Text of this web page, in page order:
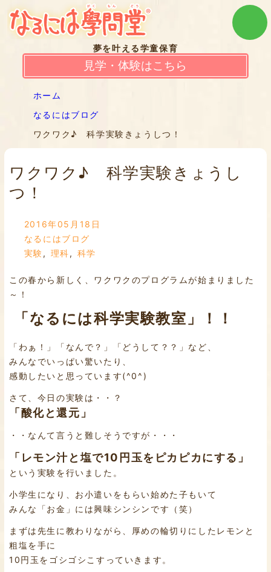
夢を叶える学童保育
見学・体験はこちら
ホーム
なるにはブログ
ワクワク♪ 科学実験きょうしつ！
ワクワク♪ 科学実験きょうし
つ！
2016年05月18日
なるにはブログ
実験, 理科, 科学
この春から新しく、ワクワクのプログラムが始まりました
～！
「なるには科学実験教室」！！
「わぁ！」「なんで？」「どうして？？」など、
みんなでいっぱい驚いたり、
感動したいと思っています(^0^)
さて、今日の実験は・・？
「酸化と還元」
・・なんて言うと難しそうですが・・・
「レモン汁と塩で10円玉をピカピカにする」
という実験を行いました。
小学生になり、お小遣いをもらい始めた子もいて
みんな「お金」には興味シンシンです（笑）
まずは先生に教わりながら、厚めの輪切りにしたレモンと
粗塩を手に
10円玉をゴシゴシこすっていきます。